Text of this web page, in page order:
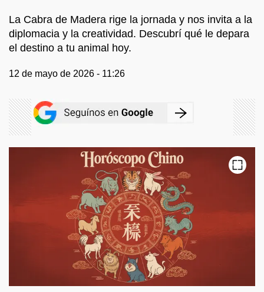
La Cabra de Madera rige la jornada y nos invita a la
diplomacia y la creatividad. Descubrí qué le depara
el destino a tu animal hoy.
12 de mayo de 2026 - 11:26